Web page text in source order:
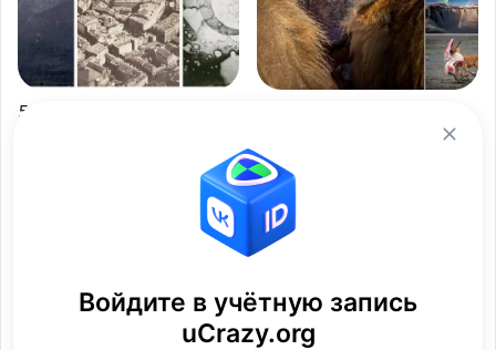
50 знаменитых первых
Фотографии
Войдите в учётную запись
uCrazy.org